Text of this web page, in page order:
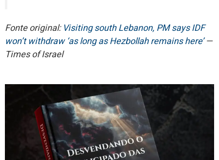
Fonte original:Visiting south Lebanon, PM says IDF
won’t withdraw ‘as long as Hezbollah remains here’—
Times of Israel